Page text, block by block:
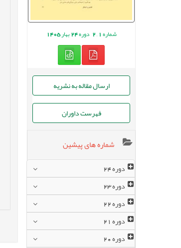
شماره1
,
2 دوره24بهار1405
ارسال مقاله به نشریه
فهرست داوران
شماره های پیشین
دوره
دوره
دوره
دوره
دوره